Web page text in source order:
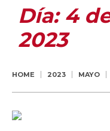
Día: 4
2023
HOME 2023 MAYO